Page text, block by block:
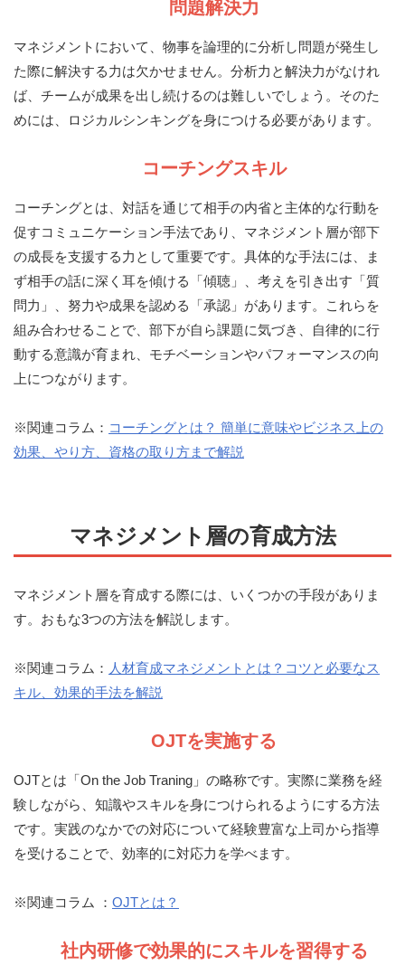
問題解決力
マネジメントにおいて、物事を論理的に分析し問題が発生し
た際に解決する力は欠かせません。分析力と解決力がなけれ
ば、チームが成果を出し続けるのは難しいでしょう。そのた
めには、ロジカルシンキングを身につける必要があります。
コーチングスキル
コーチングとは、対話を通じて相手の内省と主体的な行動を
促すコミュニケーション手法であり、マネジメント層が部下
の成長を支援する力として重要です。具体的な手法には、ま
ず相手の話に深く耳を傾ける「傾聴」、考えを引き出す「質
問力」、努力や成果を認める「承認」があります。これらを
組み合わせることで、部下が自ら課題に気づき、自律的に行
動する意識が育まれ、モチベーションやパフォーマンスの向
上につながります。
※関連コラム： コーチングとは？ 簡単に意味やビジネス上の
効果、やり方、資格の取り方まで解説
マネジメント層の育成方法
マネジメント層を育成する際には、いくつかの手段がありま
す。おもな3つの方法を解説します。
※関連コラム： 人材育成マネジメントとは？コツと必要なス
キル、効果的手法を解説
OJTを実施する
OJTとは「On the Job Traning」の略称です。実際に業務を経
験しながら、知識やスキルを身につけられるようにする方法
です。実践のなかでの対応について経験豊富な上司から指導
を受けることで、効率的に対応力を学べます。
※関連コラム ： OJTとは？
社内研修で効果的にスキルを習得する